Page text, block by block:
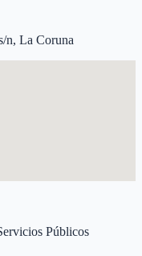
n, La Coruna
Públicos